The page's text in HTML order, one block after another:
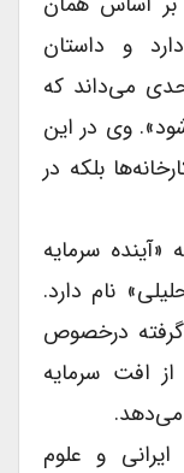
و داستان
می‌داند که
وی در این
بلکه در
سرمایه
نام دارد.
درخصوص
افت سرمایه
و علوم